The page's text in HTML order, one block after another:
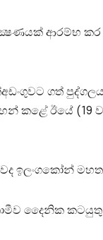
ආරම්භ
ගත්
ඊයේ (19
ඉලංගකෝන්
දෛනික කටයුතු